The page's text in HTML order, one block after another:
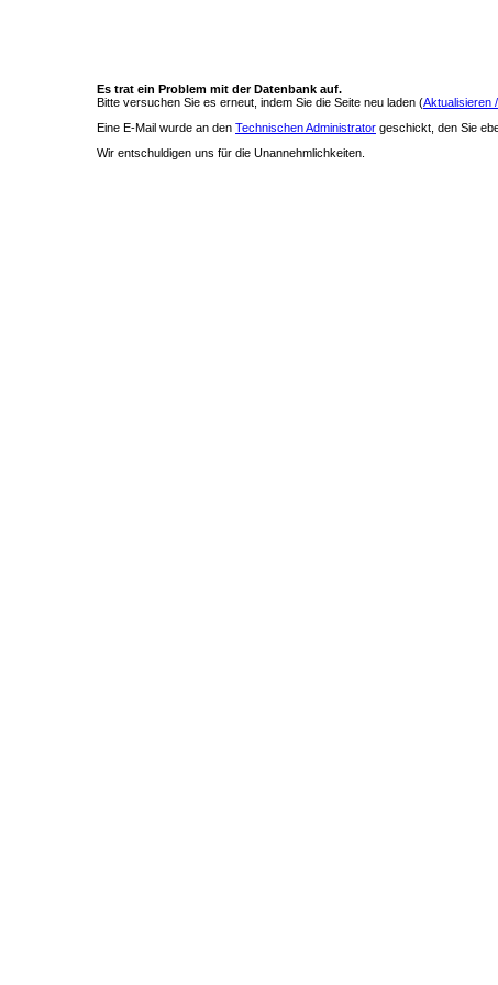
Es trat ein Problem mit der Datenbank auf.
Bitte versuchen Sie es erneut, indem Sie die Seite neu laden (Aktualisieren
Eine E-Mail wurde an den Technischen Administrator geschickt, den Sie
Wir entschuldigen uns für die Unannehmlichkeiten.